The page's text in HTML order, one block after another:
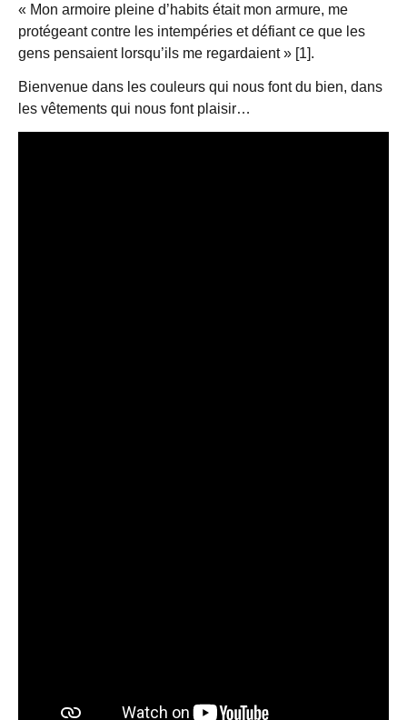
« Mon armoire pleine d’habits était mon armure, me
protégeant contre les intempéries et défiant ce que les
gens pensaient lorsqu’ils me regardaient » [1].
Bienvenue dans les couleurs qui nous font du bien, dans
les vêtements qui nous font plaisir…